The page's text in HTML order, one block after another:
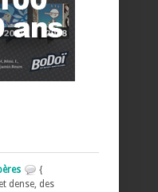
{
dense, des